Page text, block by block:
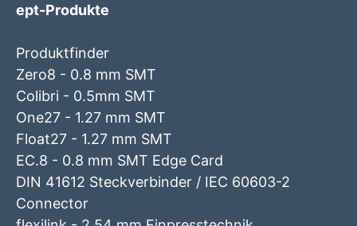
ept-Produkte
Produktfinder
Zero8 - 0.8 mm SMT
Colibri - 0.5mm SMT
One27 - 1.27 mm SMT
Float27 - 1.27 mm SMT
EC.8 - 0.8 mm SMT Edge Card
DIN 41612 Steckverbinder / IEC 60603-2
Connector